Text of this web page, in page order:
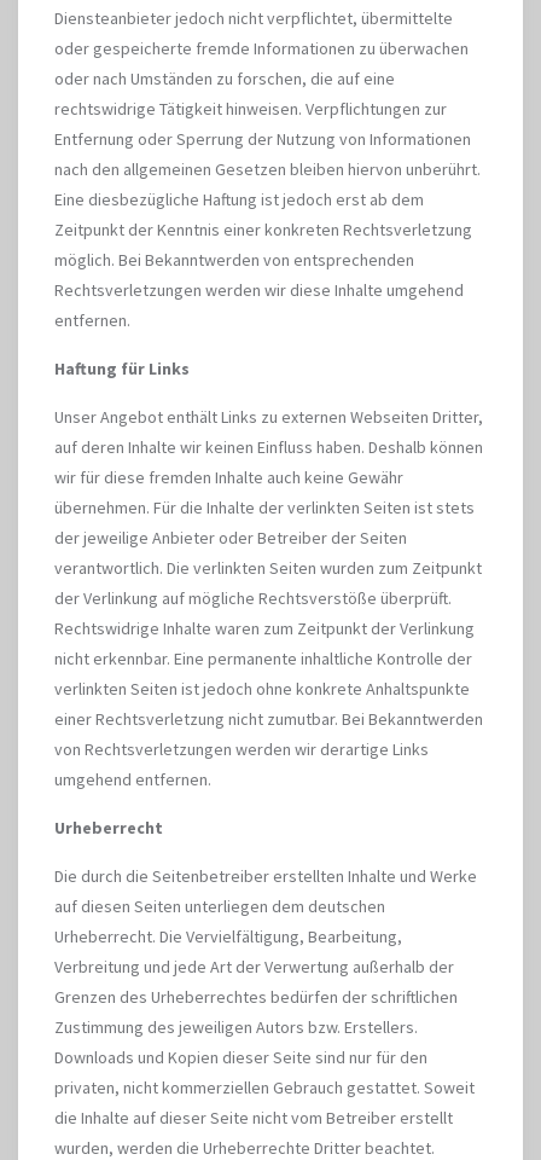
Diensteanbieter jedoch nicht verpflichtet, übermittelte
oder gespeicherte fremde Informationen zu überwachen
oder nach Umständen zu forschen, die auf eine
rechtswidrige Tätigkeit hinweisen. Verpflichtungen zur
Entfernung oder Sperrung der Nutzung von Informationen
nach den allgemeinen Gesetzen bleiben hiervon unberührt.
Eine diesbezügliche Haftung ist jedoch erst ab dem
Zeitpunkt der Kenntnis einer konkreten Rechtsverletzung
möglich. Bei Bekanntwerden von entsprechenden
Rechtsverletzungen werden wir diese Inhalte umgehend
entfernen.
Haftung für Links
Unser Angebot enthält Links zu externen Webseiten Dritter,
auf deren Inhalte wir keinen Einfluss haben. Deshalb können
wir für diese fremden Inhalte auch keine Gewähr
übernehmen. Für die Inhalte der verlinkten Seiten ist stets
der jeweilige Anbieter oder Betreiber der Seiten
verantwortlich. Die verlinkten Seiten wurden zum Zeitpunkt
der Verlinkung auf mögliche Rechtsverstöße überprüft.
Rechtswidrige Inhalte waren zum Zeitpunkt der Verlinkung
nicht erkennbar. Eine permanente inhaltliche Kontrolle der
verlinkten Seiten ist jedoch ohne konkrete Anhaltspunkte
einer Rechtsverletzung nicht zumutbar. Bei Bekanntwerden
von Rechtsverletzungen werden wir derartige Links
umgehend entfernen.
Urheberrecht
Die durch die Seitenbetreiber erstellten Inhalte und Werke
auf diesen Seiten unterliegen dem deutschen
Urheberrecht. Die Vervielfältigung, Bearbeitung,
Verbreitung und jede Art der Verwertung außerhalb der
Grenzen des Urheberrechtes bedürfen der schriftlichen
Zustimmung des jeweiligen Autors bzw. Erstellers.
Downloads und Kopien dieser Seite sind nur für den
privaten, nicht kommerziellen Gebrauch gestattet. Soweit
die Inhalte auf dieser Seite nicht vom Betreiber erstellt
wurden, werden die Urheberrechte Dritter beachtet.